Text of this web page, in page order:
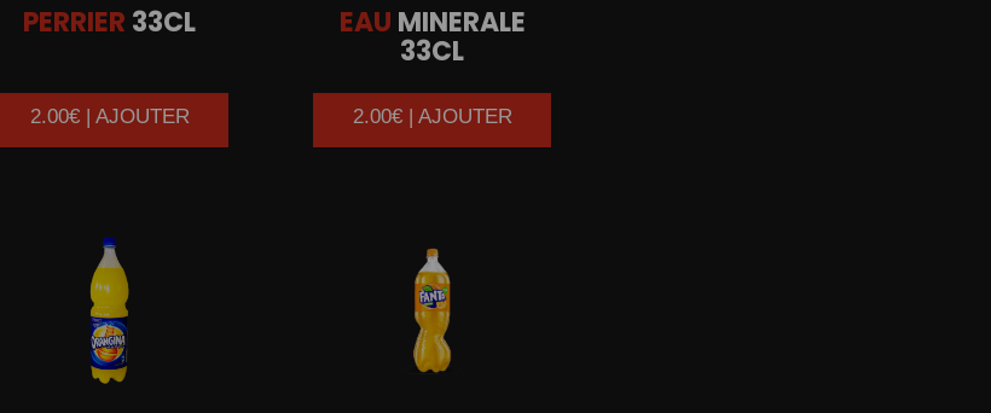
PERRIER 33CL
2.00€ | AJOUTER
EAU MINERALE
33CL
2.00€ | AJOUTER